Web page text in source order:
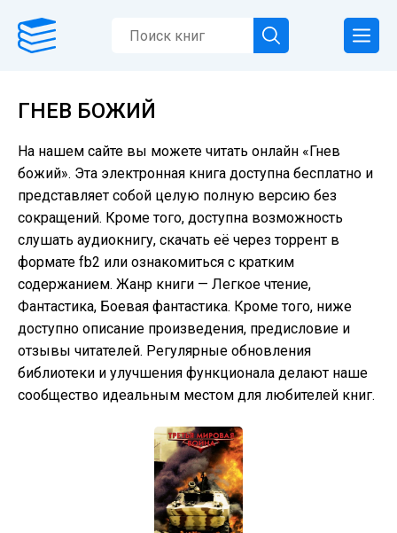
ГНЕВ БОЖИЙ
На нашем сайте вы можете читать онлайн «Гнев
божий». Эта электронная книга доступна бесплатно и
представляет собой целую полную версию без
сокращений. Кроме того, доступна возможность
слушать аудиокнигу, скачать её через торрент в
формате fb2 или ознакомиться с кратким
содержанием. Жанр книги — Легкое чтение,
Фантастика, Боевая фантастика. Кроме того, ниже
доступно описание произведения, предисловие и
отзывы читателей. Регулярные обновления
библиотеки и улучшения функционала делают наше
сообщество идеальным местом для любителей книг.